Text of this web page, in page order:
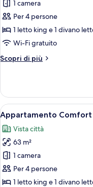
per
Appartamento
Comfort
(1)
1 camera
Per 4 persone
1 letto king e 1 divano
Wi-Fi gratuito
Scopri di più
Altri
Comfort
(1)
Apri
tutte
le
foto
per
Appartamento
Comfort
6
Appartamento Comfort
Vista città
63 m²
1 camera
Per 4 persone
1 letto king e 1 divano